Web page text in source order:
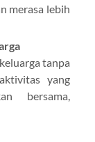
merasa lebih
tanpa
yang
bersama,